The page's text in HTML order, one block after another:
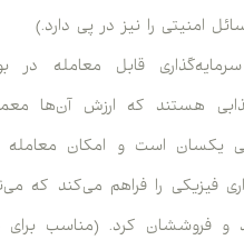
امنیتی را نیز در پی دارد.)
هستند که ارزش آن‌ها
یکسان است و امکان معامله
فیزیکی را فراهم می‌کند که
و فروششان کرد. (مناسب برای